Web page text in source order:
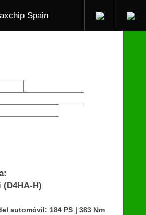
(D4HA-H)
automóvil: 184 PS | 383 Nm